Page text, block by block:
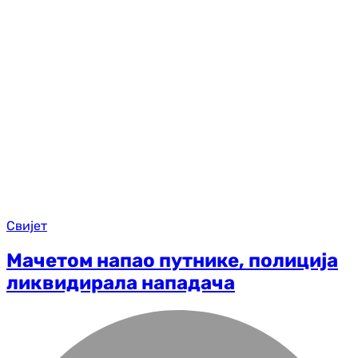
Свијет
Мачетом напао путнике, полиција
ликвидирала нападача